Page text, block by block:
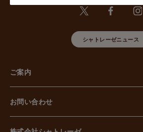
に以下の措置をしております。
【組織的安全管理措置】
用、個人情報の取扱い状況を確認する手
等事案に対応する体制の整備、取扱い状
管理措置の見直し等に関して、必要な措
個人情報の取扱いに関する留意事項につ
持に関する事項を含む誓約書を取得して
【物理的安全管理措置】
個人情報を取り扱う区域の管理、機器及
難等の防止、電子媒体等を持ち運ぶ場合
て、必要な措置を講じています。
シャトレーゼニュース
ご案内
お問い合わせ